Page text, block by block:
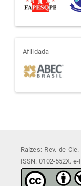
Afilidada
Raízes: Rev. de
ISSN: 0102-552X.